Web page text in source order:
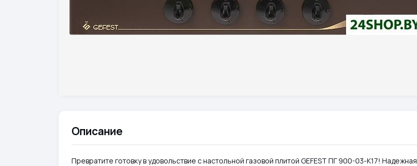
Описание
Превратите готовку в удовольствие с настольной газовой плитой GEFEST ПГ 900-03-К17! Надежная